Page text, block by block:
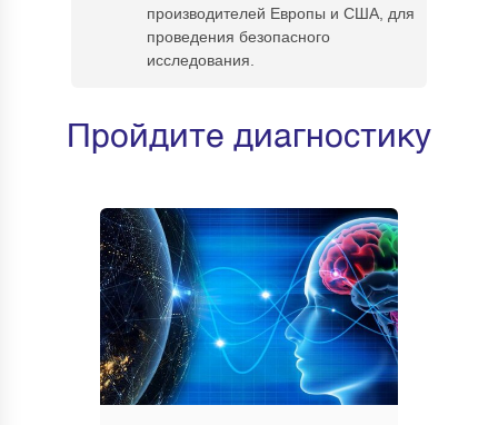
производителей Европы и США, для
проведения безопасного
исследования.
Пройдите диагностику